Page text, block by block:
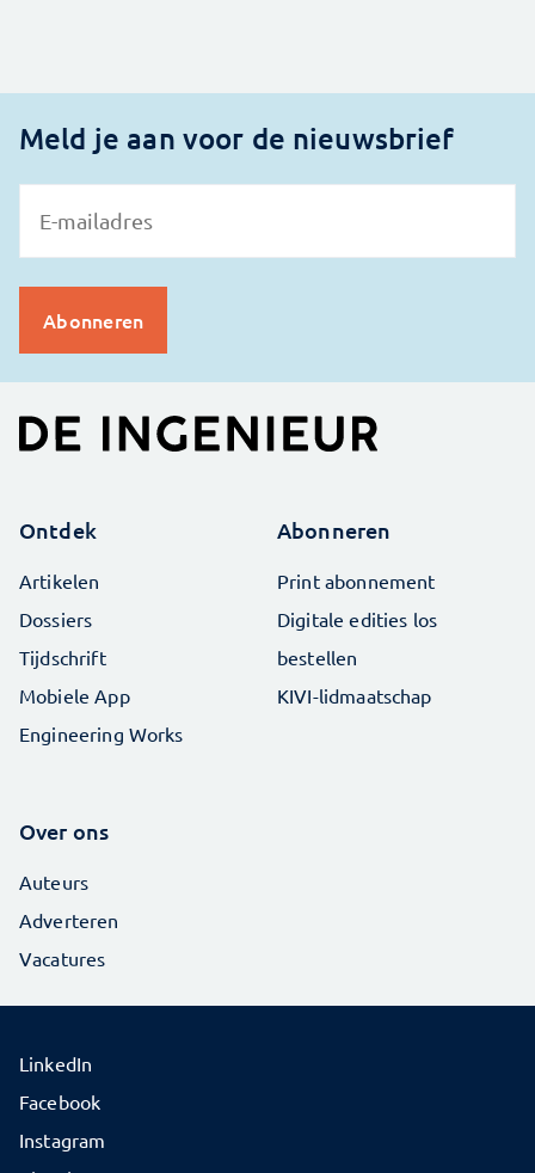
Meld je aan voor de nieuwsbrief
Ontdek
Artikelen
Dossiers
Tijdschrift
Mobiele App
Engineering Works
Abonneren
Print abonnement
Digitale edities los
bestellen
KIVI-lidmaatschap
Over ons
Auteurs
Adverteren
Vacatures
LinkedIn
Facebook
Instagram